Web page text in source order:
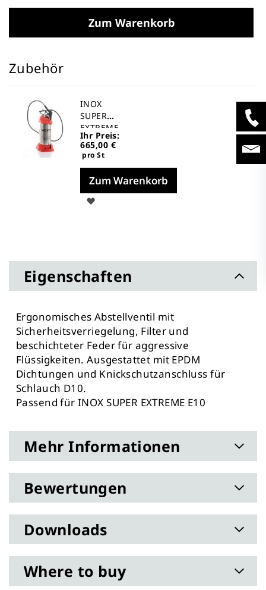
Zum Warenkorb
Zubehör
INOX
SUPER
EXTREME
E10 HD-
Sprühgerä
t
Ihr Preis:
665,00 €
pro St
Zum Warenkorb
Eigenschaften
Ergonomisches Abstellventil mit
Sicherheitsverriegelung, Filter und
beschichteter Feder für aggressive
Flüssigkeiten. Ausgestattet mit EPDM
Dichtungen und Knickschutzanschluss für
Schlauch D10.
Passend für INOX SUPER EXTREME E10
Mehr Informationen
Bewertungen
Downloads
Where to buy